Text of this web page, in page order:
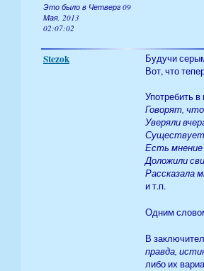
Это было в Четверг 09
Мая, 2013
02:07:02
Stezok
Будучи
Вот, что
Употребить
Говорят,
Уверяли
Существует
Есть мнение
Доложили
Рассказала
и т.п.
Одним
В
правда,
либо их